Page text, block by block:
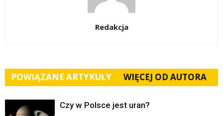
Redakcja
POWIĄZANE ARTYKUŁY WIĘCEJ OD AUTORA
Czy w Polsce jest uran?